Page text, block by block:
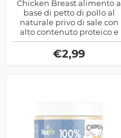
Chicken Breast alimento a
base di petto di pollo al
naturale privo di sale con
alto contenuto proteico e
bassa apporto calorico
prodotto dalla Quamtrax
Nutrition
€2,99